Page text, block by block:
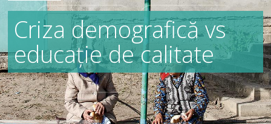
Criza demografică vs
educație de calitate